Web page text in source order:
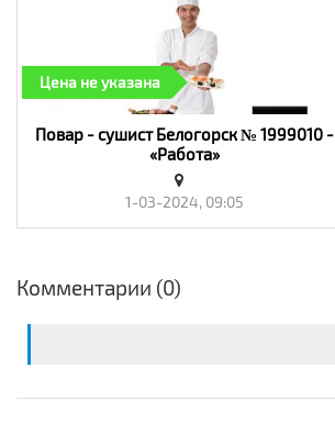
Цена не указана
Повар - сушист Белогорск № 1999010 -
«Работа»
1-03-2024, 09:05
Комментарии (0)